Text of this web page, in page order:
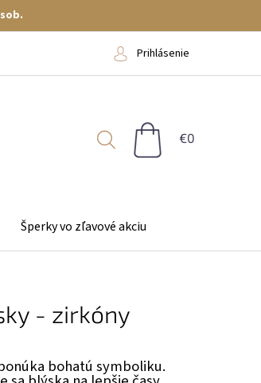
Prihlásenie
NÁKUPNÝ
Šperky vo zľavové akciu
- zirkóny
bohatú symboliku.